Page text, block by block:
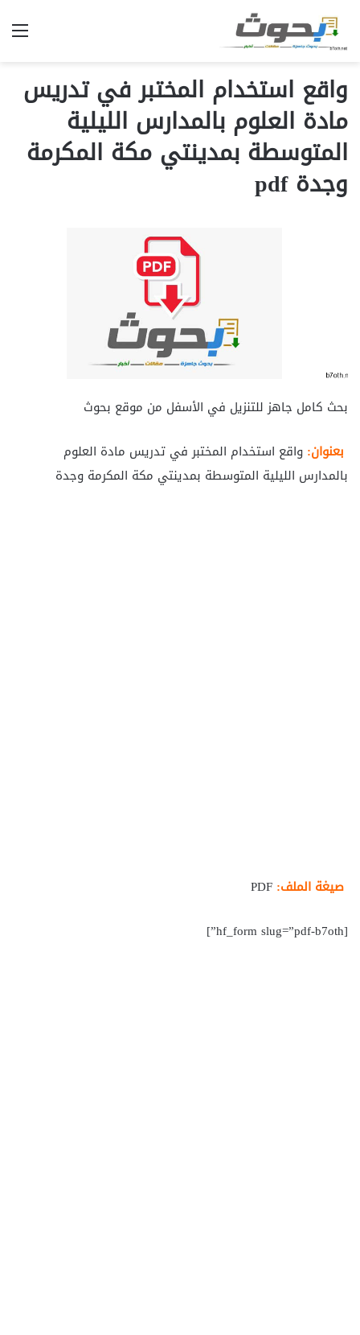
واقع استخدام المختبر في تدريس
مادة العلوم بالمدارس الليلية
المتوسطة بمدينتي مكة المكرمة
وجدة pdf
بحث كامل جاهز للتنزيل في الأسفل من موقع بحوث
بعنوان: واقع استخدام المختبر في تدريس مادة العلوم
بالمدارس الليلية المتوسطة بمدينتي مكة المكرمة وجدة
صيغة الملف:
[hf_form slug=”pdf-b7oth”]